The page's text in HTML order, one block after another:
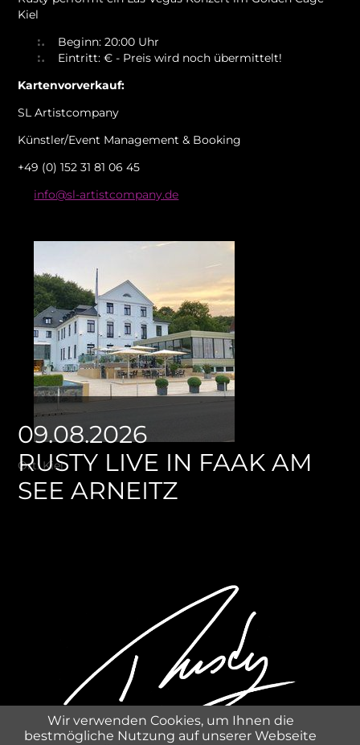
09.08.2026
RUSTY LIVE IN FAAK AM
SEE ARNEITZ
Kiel
Beginn: 20:00 Uhr
Eintritt: € - Preis wird noch übermittelt!
Kartenvorverkauf:
SL Artistcompany
Künstler/Event Management & Booking
+49 (0) 152 31 81 06 45
info@sl-artistcompany.de
Ort: Kiel
Wir verwenden Cookies, um Ihnen die
bestmögliche Nutzung auf unserer Webseite